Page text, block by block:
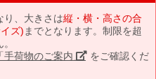
り、大きさは縦・横・高さの合
ズ) までとなります。制限を超
「手荷物のご案内」 をご確認くだ